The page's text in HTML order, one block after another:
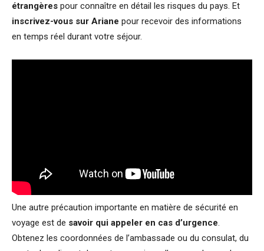
étrangères pour connaître en détail les risques du pays. Et
inscrivez-vous sur Ariane pour recevoir des informations
en temps réel durant votre séjour.
Une autre précaution importante en matière de sécurité en
voyage est de savoir qui appeler en cas d’urgence
Obtenez les coordonnées de l’ambassade ou du consulat, du